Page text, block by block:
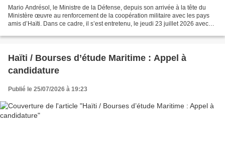
Mario Andrésol, le Ministre de la Défense, depuis son arrivée à la tête du
Ministère œuvre au renforcement de la coopération militaire avec les pays
amis d’Haïti. Dans ce cadre, il s’est entretenu, le jeudi 23 juillet 2026 avec
Haïti / Bourses d’étude Maritime : Appel à
candidature
Publié le 25/07/2026 à 19:23